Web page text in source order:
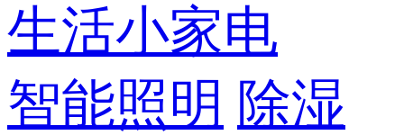
生活小家电
智能照明 除湿